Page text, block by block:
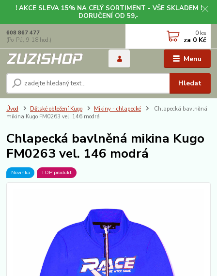
! AKCE SLEVA 15% NA CELÝ SORTIMENT - VŠE SKLADEM !
DORUČENÍ OD 59,-
Menu
Hledat
608 867 477
(Po-Pá, 9-18 hod.)
0 ks
za 0 Kč
Úvod Dětské oblečení Kugo Mikiny - chlapecké
Chlapecká bavlněná
mikina Kugo FM0263 vel. 146 modrá
Chlapecká bavlněná mikina Kugo
FM0263 vel. 146 modrá
Novinka TOP produkt